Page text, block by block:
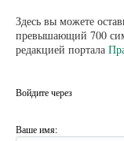
Здесь вы можете
превышающий 700
редакцией портала
Войдите через
Ваше имя: